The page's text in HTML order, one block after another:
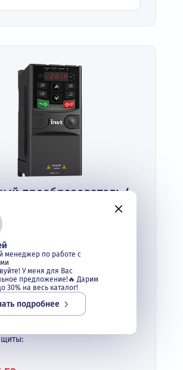
преобразователь 4
INVT GD20-004G-S2(F)
напряжение:
менеджер по работе с
У меня для Вас
предложение!🔥 Дарим
30% на весь каталог!
подробнее